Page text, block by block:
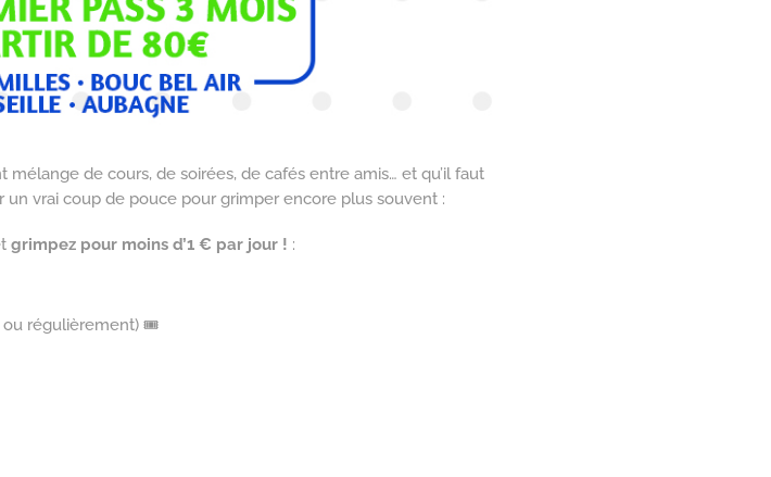
mélange de cours, de soirées, de cafés entre amis… et qu’il faut
vrai coup de pouce pour grimper encore plus souvent :
grimpez pour moins d’1 € par jour ! :
ou régulièrement) 🎟️